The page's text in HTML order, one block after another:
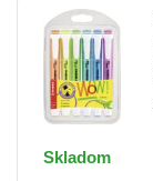
Skladom